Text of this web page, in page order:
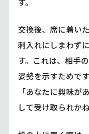
交換後、席に着い
刺入れにしまわず
す。これは、相手
姿勢を示すためで
「あなたに興味が
して受け取られか